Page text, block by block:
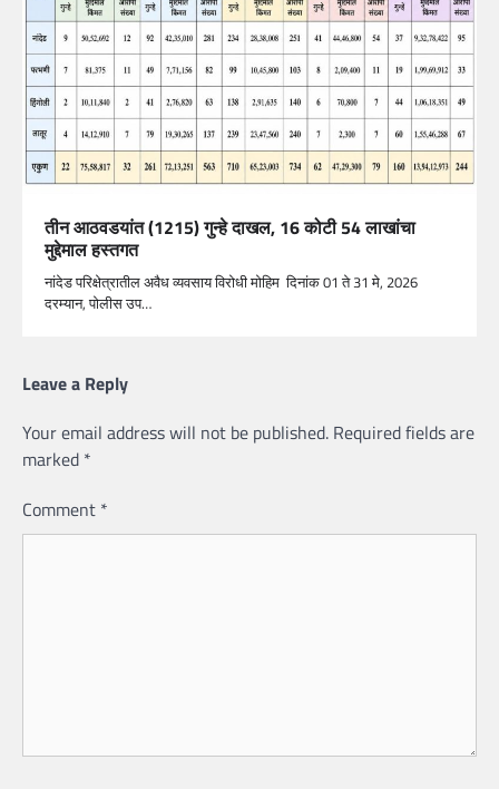
तीन आठवडयांत (1215) गुन्हे दाखल, 16 कोटी 54 लाखांचा
मुद्देमाल हस्तगत
नांदेड परिक्षेत्रातील अवैध व्यवसाय विरोधी मोहिम दिनांक 01 ते 31 मे, 2026
दरम्यान, पोलीस उप…
Leave a Reply
Your email address will not be published. Required fields are
marked *
Comment *